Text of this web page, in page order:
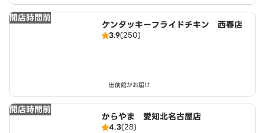
開店時間前
ケンタッキーフライドチキン 西春店
3.9(250)
出前館がお届け
開店時間前
からやま 愛知北名古屋店
4.3(28)